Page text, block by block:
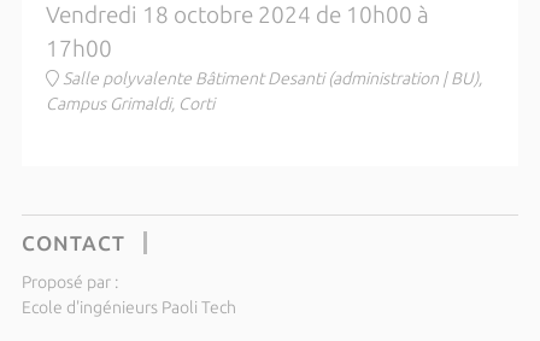
Vendredi 18 octobre 2024 de 10h00 à
17h00
Salle polyvalente Bâtiment Desanti (administration | BU),
Campus Grimaldi, Corti
CONTACT
Proposé par :
Ecole d'ingénieurs Paoli Tech